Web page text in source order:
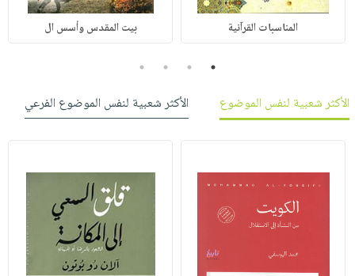
المناسبات القرآنية بيت المقدس وأسس ال
1
2
3
4
الأكثر شعبية لنفس الموضوع
الأكثر شعبية لنفس الموضوع الفرعي